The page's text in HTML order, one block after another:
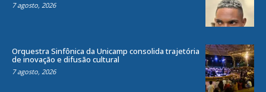
7 agosto, 2026
Orquestra Sinfônica da Unicamp consolida trajetória
de inovação e difusão cultural
7 agosto, 2026